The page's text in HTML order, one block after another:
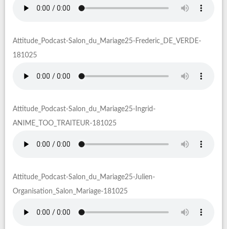
Attitude_Podcast-Salon_du_Mariage25-Frederic_DE_VERDE-
181025
Attitude_Podcast-Salon_du_Mariage25-Ingrid-
ANIME_TOO_TRAITEUR-181025
Attitude_Podcast-Salon_du_Mariage25-Julien-
Organisation_Salon_Mariage-181025